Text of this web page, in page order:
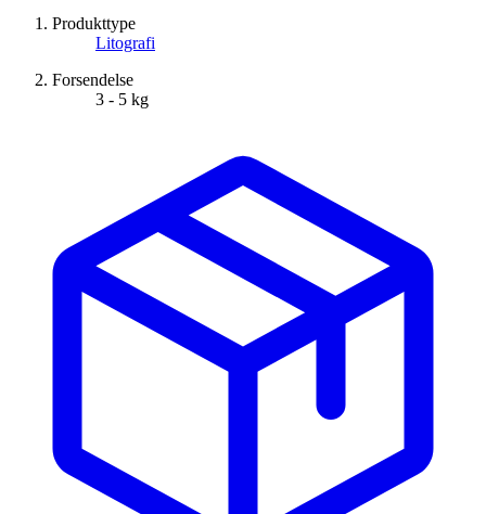
Produkttype
Litografi
Forsendelse
3 - 5 kg